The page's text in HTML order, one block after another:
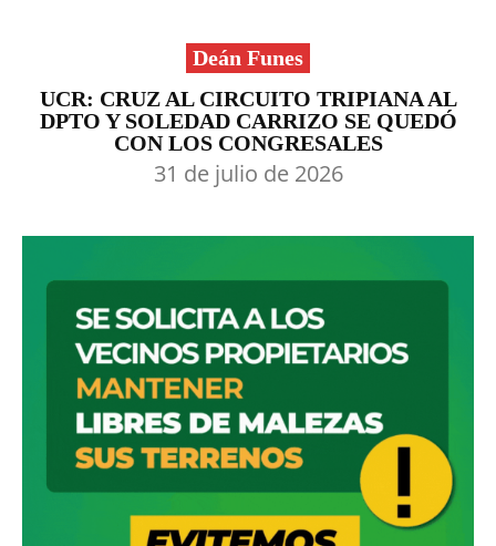
Deán Funes
UCR: CRUZ AL CIRCUITO TRIPIANA AL
DPTO Y SOLEDAD CARRIZO SE QUEDÓ
CON LOS CONGRESALES
31 de julio de 2026